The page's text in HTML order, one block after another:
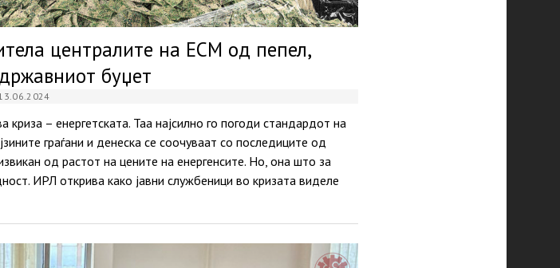
централите на ЕСМ од пепел,
буџет
– енергетската. Таа најсилно го погоди стандардот на
граѓани и денеска се соочуваат со последиците од
од растот на цените на енергенсите. Но, она што за
ИРЛ открива како јавни службеници во кризата виделе